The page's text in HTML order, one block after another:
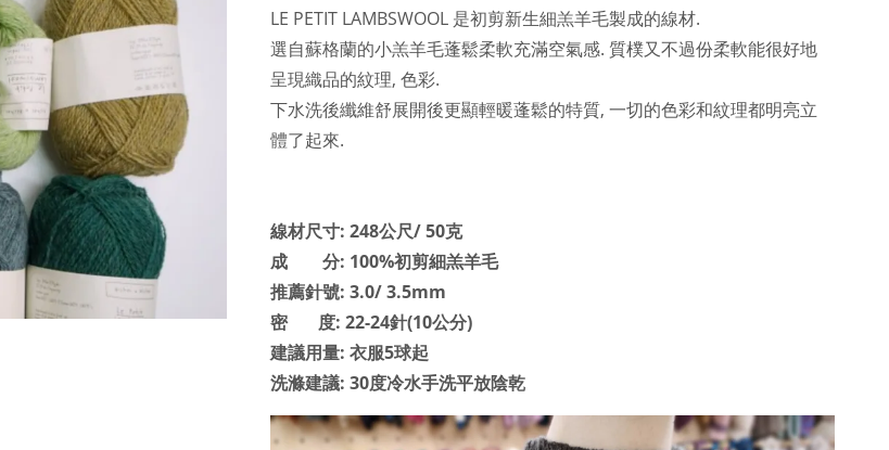
LE PETIT LAMBSWOOL 是初剪新生細羔羊毛製成的線材.
選自蘇格蘭的小羔羊毛蓬鬆柔軟充滿空氣感. 質樸又不過份柔軟能很好地
呈現織品的紋理, 色彩.
下水洗後纖維舒展開後更顯輕暖蓬鬆的特質, 一切的色彩和紋理都明亮立
體了起來.
線材尺寸: 248公尺/ 50克
成 分: 100%初剪細羔羊毛
推薦針號: 3.0/ 3.5mm
密 度: 22-24針(10公分)
建議用量: 衣服5球起
洗滌建議: 30度冷水手洗平放陰乾